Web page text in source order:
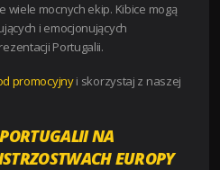
mocnych ekip. Kibice mogą
i emocjonujących
Portugalii.
promocyjnyi skorzystaj z naszej
NA
EUROPY